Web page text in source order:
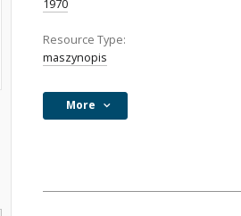
1970
Resource Type:
maszynopis
More